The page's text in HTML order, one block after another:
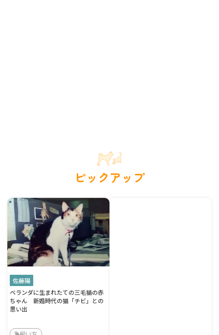
ピックアップ
佐藤陽
ベランダに生まれたての三毛猫の赤
ちゃん 新婚時代の猫「チビ」との
思い出